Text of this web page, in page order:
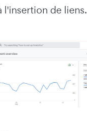
l'insertion de liens.